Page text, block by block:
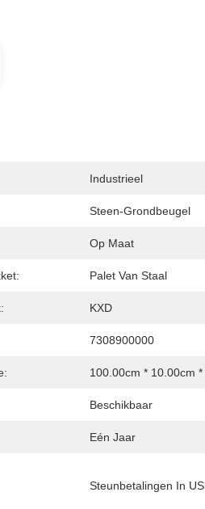
Industrieel
Steen-Grondbeugel
Op Maat
Palet Van Staal
KXD
7308900000
100.00cm * 10.00cm
Beschikbaar
Eén Jaar
Steunbetalingen In